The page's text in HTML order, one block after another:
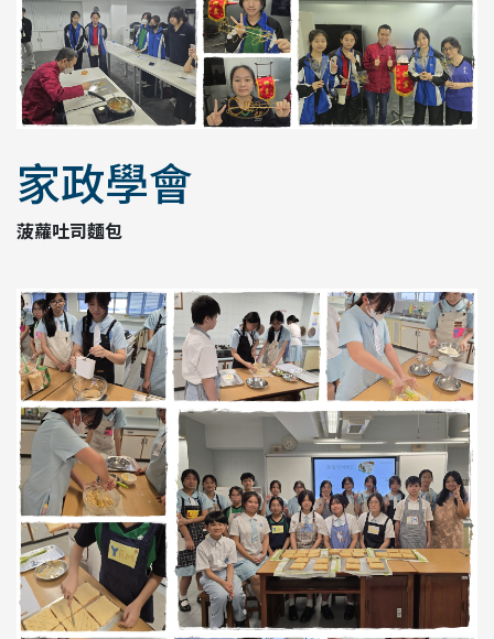
家政學會
菠蘿吐司麵包